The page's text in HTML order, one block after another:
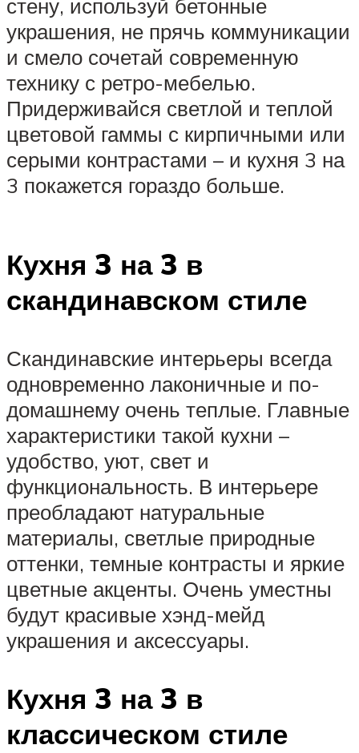
стену, используй бетонные
украшения, не прячь коммуникации
и смело сочетай современную
технику с ретро-мебелью.
Придерживайся светлой и теплой
цветовой гаммы с кирпичными или
серыми контрастами – и кухня 3 на
3 покажется гораздо больше.
Кухня 3 на 3 в
скандинавском стиле
Скандинавские интерьеры всегда
одновременно лаконичные и по-
домашнему очень теплые. Главные
характеристики такой кухни –
удобство, уют, свет и
функциональность. В интерьере
преобладают натуральные
материалы, светлые природные
оттенки, темные контрасты и яркие
цветные акценты. Очень уместны
будут красивые хэнд-мейд
украшения и аксессуары.
Кухня 3 на 3 в
классическом стиле